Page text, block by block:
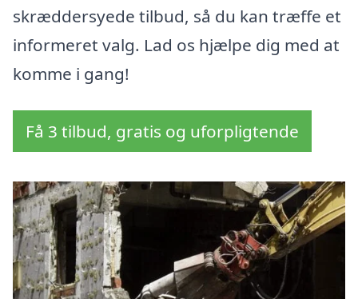
skræddersyede tilbud, så du kan træffe et
informeret valg. Lad os hjælpe dig med at
komme i gang!
Få 3 tilbud, gratis og uforpligtende